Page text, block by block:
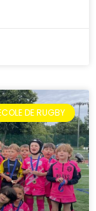
DE RUGBY